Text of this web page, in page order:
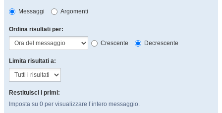
Messaggi
Argomenti
Ordina risultati per:
Crescente
Decrescente
Limita risultati a:
Restituisci i primi:
Imposta su 0 per visualizzare l’intero messaggio.